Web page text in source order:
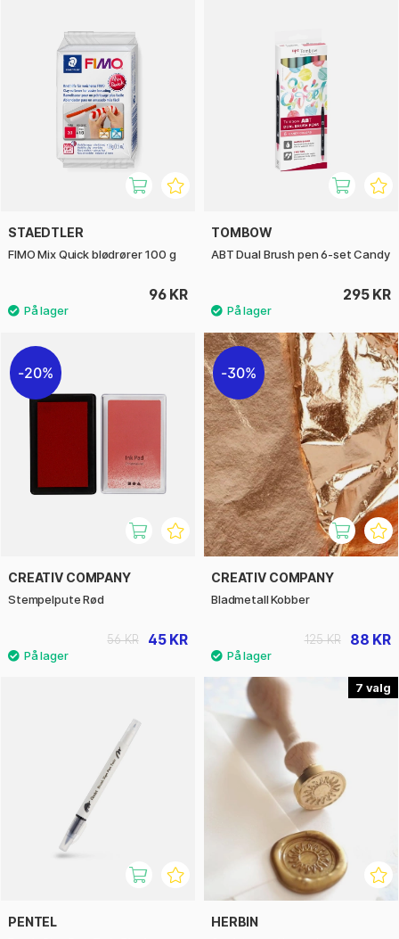
STAEDTLER
FIMO Mix Quick blødrører 100 g
96 KR
TOMBOW
ABT Dual Brush pen 6-set Candy
295 KR
20%
CREATIV COMPANY
Stempelpute Rød
45 KR
56 KR
30%
CREATIV COMPANY
Bladmetall Kobber
88 KR
125 KR
PENTEL
7
HERBIN